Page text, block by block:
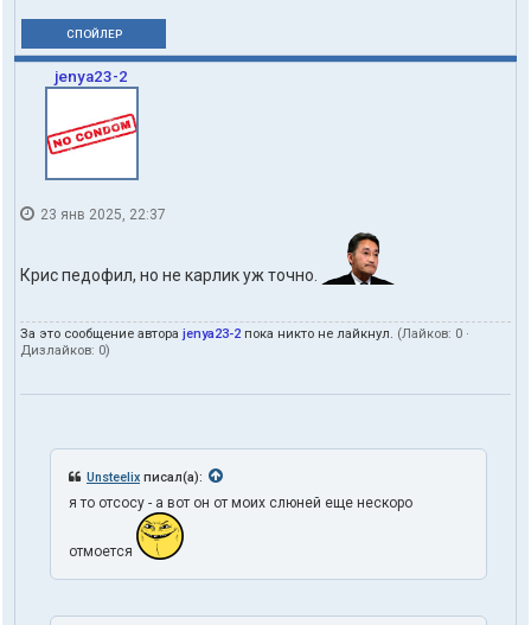
СПОЙЛЕР
jenya23-2
23 янв 2025, 22:37
Крис педофил, но не карлик уж точно.
За это сообщение автора jenya23-2 пока никто не лайкнул. (Лайков: 0 ·
Дизлайков: 0)
Unsteelix писал(а):
я то отсосу - а вот он от моих слюней еще нескоро
отмоется